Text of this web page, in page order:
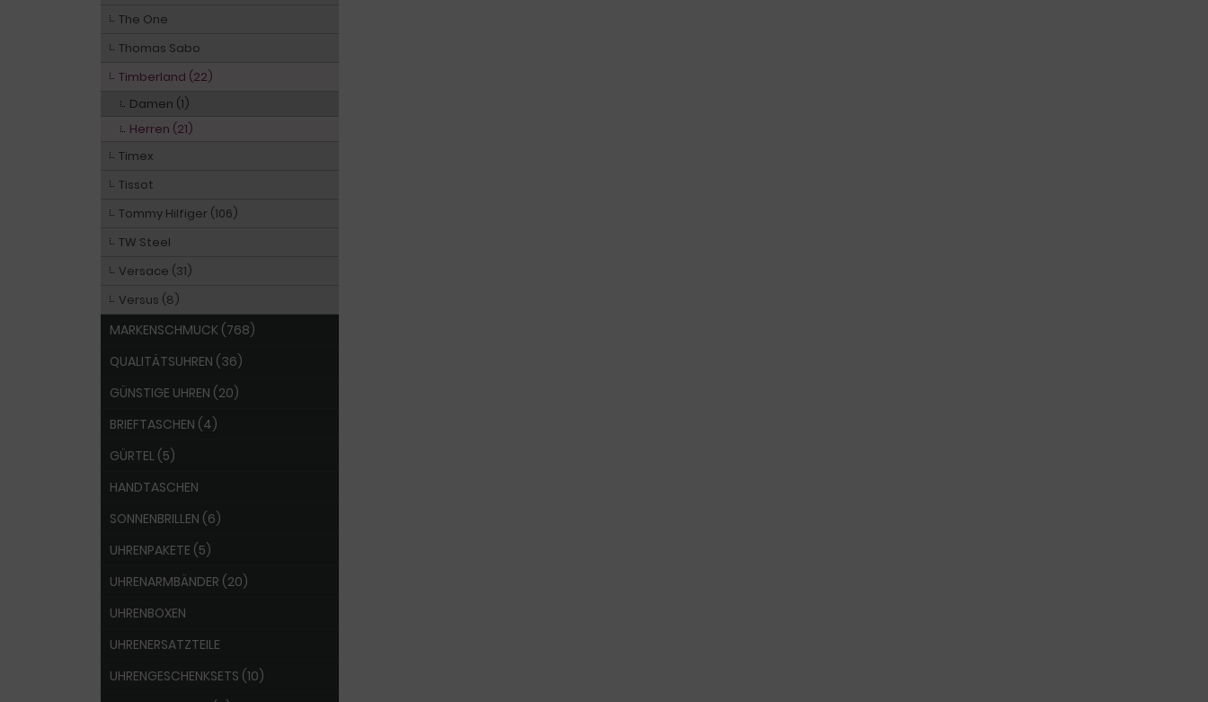
The One
Thomas Sabo
Timberland (22)
Damen (1)
Herren (21)
Timex
Tissot
Tommy Hilfiger (106)
TW Steel
Versace (31)
Versus (8)
MARKENSCHMUCK (768)
QUALITÄTSUHREN (36)
GÜNSTIGE UHREN (20)
BRIEFTASCHEN (4)
GÜRTEL (5)
HANDTASCHEN
SONNENBRILLEN (6)
UHRENPAKETE (5)
UHRENARMBÄNDER (20)
UHRENBOXEN
UHRENERSATZTEILE
UHRENGESCHENKSETS (10)